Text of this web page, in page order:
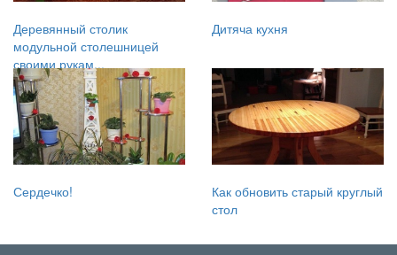
Деревянный столик
модульной столешницей
своими рукам...
Дитяча кухня
Сердечко!
Как обновить старый круглый
стол